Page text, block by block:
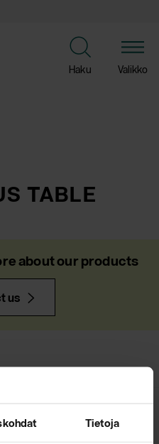
Tietoja
Haku Valikko
TABLE
about our products
us